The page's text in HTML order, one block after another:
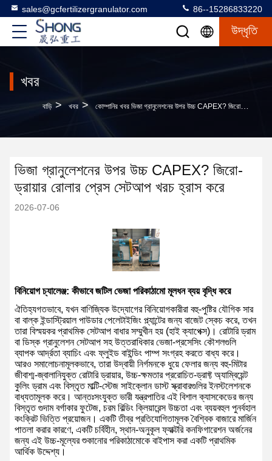
sales@gcfertilizergranulator.com 86--15286833220
উদ্ধৃতি
খবর
বাড়ি > খবর > কোম্পানির খবর ভিজা গ্রানুলেশনের উপর উচ্চ CAPEX? জিরো-ড্রায়ার রোলার প্রেস সেটআপ খরচ হ্রাস করে
ভিজা গ্রানুলেশনের উপর উচ্চ CAPEX? জিরো-
ড্রায়ার রোলার প্রেস সেটআপ খরচ হ্রাস করে
2026-07-06
বিনিয়োগ চ্যালেঞ্জ: কীভাবে জটিল ভেজা পরিকাঠামো মূলধন ব্যয় বৃদ্ধি করে
ঐতিহ্যগতভাবে, যখন বাণিজ্যিক উদ্যোগের বিনিয়োগকারীরা বহু-পুষ্টির যৌগিক সার
বা বাল্ক ইন্ডাস্ট্রিয়াল পাউডার পেলেটাইজিং প্ল্যান্টের জন্য বাজেট স্কেচ করে, তখন
তারা বিস্ময়কর প্রাথমিক সেটআপ বাধার সম্মুখীন হয় (হাই ক্যাপেক্স)। রোটারি ড্রাম
বা ডিস্ক গ্রানুলেশন সেটআপ সহ উত্তরাধিকার ভেজা-প্রসেসিং কৌশলগুলি
ব্যাপক আর্দ্রতা ব্যাচিং এবং ফ্লুইড বাইন্ডিং পাম্প সংগ্রহ করতে বাধ্য করে।
আরও সমালোচনামূলকভাবে, তারা উদ্বায়ী নির্গমনকে ধুয়ে ফেলার জন্য বহু-মিটার
জীবাশ্ম-জ্বালানিযুক্ত রোটারি ড্রায়ার, উচ্চ-ক্ষমতার প্ররোচিত-ড্রাফ্ট অ্যাম্বিয়েন্ট
কুলিং ড্রাম এবং বিস্তৃত মাল্টি-স্টেজ সাইক্লোন ডাস্ট স্ক্রাবারগুলির ইনস্টলেশনকে
বাধ্যতামূলক করে। আন্তঃসংযুক্ত ভারী যন্ত্রপাতির এই বিশাল ক্যাসকেডের জন্য
বিস্তৃত গুদাম বর্গাকার ফুটেজ, চরম বিল্ডিং ক্লিয়ারেন্স উচ্চতা এবং ব্যয়বহুল পুনর্বহাল
কংক্রিট ভিত্তি প্রয়োজন। একটি তীব্র প্রতিযোগিতামূলক বৈশ্বিক বাজারে মার্জিন
পাতলা করার কারণে, একটি চর্বিহীন, স্থান-অনুকূল ফ্যাক্টরি কনফিগারেশন অর্জনের
জন্য এই উচ্চ-মূল্যের শুকানোর পরিকাঠামোকে বাইপাস করা একটি প্রাথমিক
আর্থিক উদ্দেশ্য।